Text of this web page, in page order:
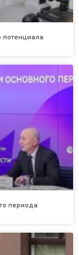
потенциала
периода